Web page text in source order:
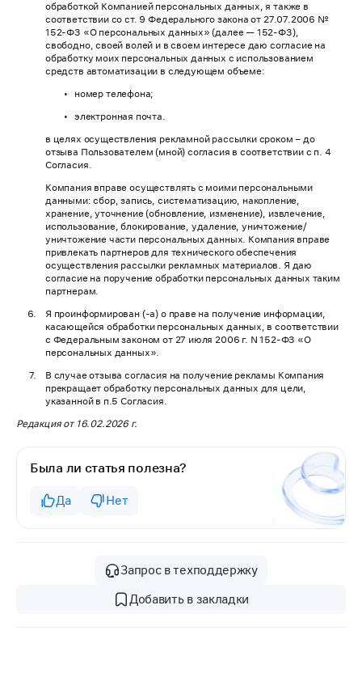
обработкой Компанией персональных данных, я также в
соответствии со ст. 9 Федерального закона от 27.07.2006 №
152-ФЗ «О персональных данных» (далее — 152-ФЗ),
свободно, своей волей и в своем интересе даю согласие на
обработку моих персональных данных с использованием
средств автоматизации в следующем объеме:
номер телефона;
электронная почта.
в целях осуществления рекламной рассылки сроком – до
отзыва Пользователем (мной) согласия в соответствии с п. 4
Согласия.
Компания вправе осуществлять с моими персональными
данными: сбор, запись, систематизацию, накопление,
хранение, уточнение (обновление, изменение), извлечение,
использование, блокирование, удаление, уничтожение/
уничтожение части персональных данных. Компания вправе
привлекать партнеров для технического обеспечения
осуществления рассылки рекламных материалов. Я даю
согласие на поручение обработки персональных данных таким
партнерам.
Я проинформирован (-а) о праве на получение информации,
касающейся обработки персональных данных, в соответствии
с Федеральным законом от 27 июля 2006 г. N 152-ФЗ «О
персональных данных».
В случае отзыва согласия на получение рекламы Компания
прекращает обработку персональных данных для цели,
указанной в п.5 Согласия.
Редакция от 16.02.2026 г.
Была ли статья полезна?
Да Нет
Запрос в техподдержку
Добавить в закладки